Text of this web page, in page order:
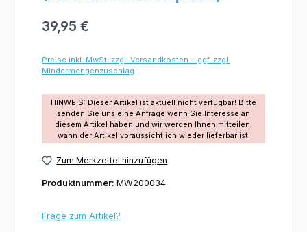
39,95 €
Preise inkl. MwSt. zzgl. Versandkosten + ggf. zzgl.
Mindermengenzuschlag
HINWEIS: Dieser Artikel ist aktuell nicht verfügbar! Bitte
senden Sie uns eine Anfrage wenn Sie Interesse an
diesem Artikel haben und wir werden Ihnen mitteilen,
wann der Artikel voraussichtlich wieder lieferbar ist!
Zum Merkzettel hinzufügen
Produktnummer: MW200034
Frage zum Artikel?